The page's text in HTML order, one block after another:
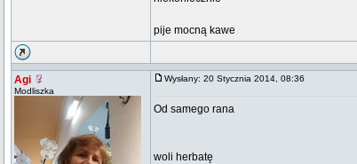
pije mocną kawe
Agi
Modliszka
Wysłany: 20 Stycznia 2014, 08:36
Od samego rana
woli herbatę